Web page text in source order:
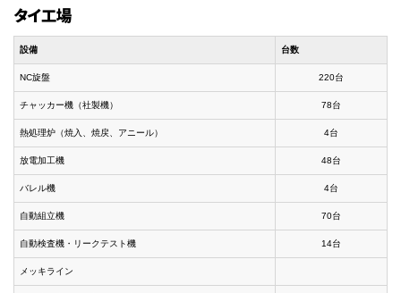
タイ工場
設備 台数
NC旋盤 220台
チャッカー機（社製機） 78台
熱処理炉（焼入、焼戻、アニール） 4台
放電加工機 48台
バレル機 4台
自動組立機 70台
自動検査機・リークテスト機 14台
メッキライン